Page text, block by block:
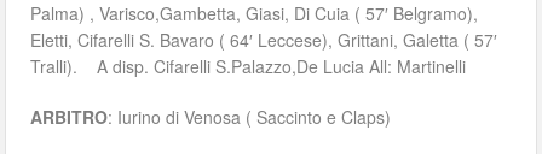
Palma) , Varisco,Gambetta, Giasi, Di Cuia ( 57′ Belgramo),
Eletti, Cifarelli S. Bavaro ( 64′ Leccese), Grittani, Galetta ( 57′
Tralli). A disp. Cifarelli S.Palazzo,De Lucia All: Martinelli
ARBITRO: Iurino di Venosa ( Saccinto e Claps)